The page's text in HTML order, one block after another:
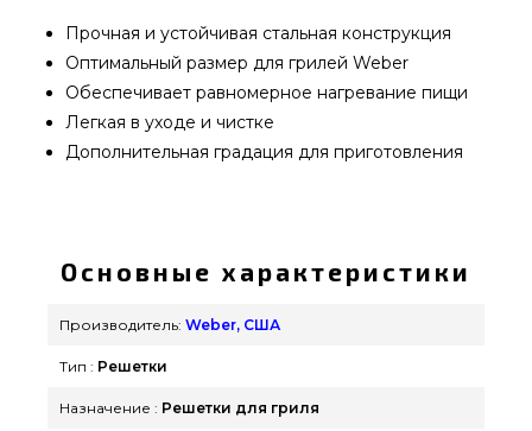
Прочная и устойчивая стальная конструкция
Оптимальный размер для грилей Weber
Обеспечивает равномерное нагревание пищи
Легкая в уходе и чистке
Дополнительная градация для приготовления
США по нормальной цене всего 3 639 грн. в
интернет каталоге грилей и мангалов GrillPoint.
Лучшие предложения на Решетки в магазине
телефонному номеру (044) 334-76-95 и мы
предложим Вам покупателям регионов: Львов,
Основные характеристики
Производитель: Weber, США
Тип : Решетки
Назначение : Решетки для гриля